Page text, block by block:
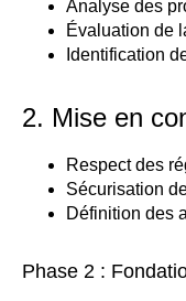
Analyse des
Évaluation de
Identification
2. Mise en
Respect des
Sécurisation
Définition des
Phase 2 :